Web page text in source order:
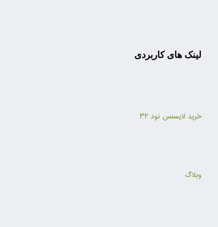
لینک های کاربردی
خرید لایسنس نود ۳۲
وبلاگ